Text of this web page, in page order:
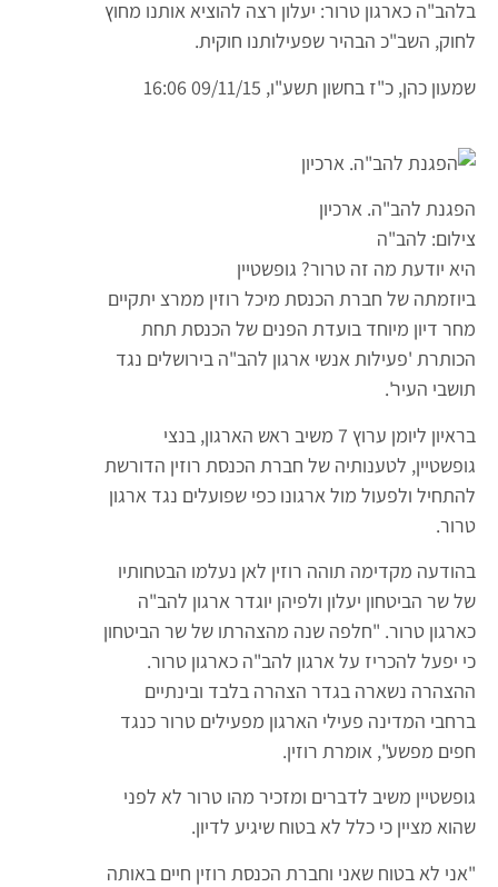
בלהב"ה כארגון טרור: יעלון רצה להוציא אותנו מחוץ
לחוק, השב"כ הבהיר שפעילותנו חוקית.
שמעון כהן, כ"ז בחשון תשע"ו, 09/11/15 16:06
הפגנת להב"ה. ארכיון
צילום: להב"ה
היא יודעת מה זה טרור? גופשטיין
ביוזמתה של חברת הכנסת מיכל רוזין ממרצ יתקיים
מחר דיון מיוחד בועדת הפנים של הכנסת תחת
הכותרת 'פעילות אנשי ארגון להב"ה בירושלים נגד
תושבי העיר'.
בראיון ליומן ערוץ 7 משיב ראש הארגון, בנצי
גופשטיין, לטענותיה של חברת הכנסת רוזין הדורשת
להתחיל ולפעול מול ארגונו כפי שפועלים נגד ארגון
טרור.
בהודעה מקדימה תוהה רוזין לאן נעלמו הבטחותיו
של שר הביטחון יעלון ולפיהן יוגדר ארגון להב"ה
כארגון טרור. "חלפה שנה מהצהרתו של שר הביטחון
כי יפעל להכריז על ארגון להב"ה כארגון טרור.
ההצהרה נשארה בגדר הצהרה בלבד ובינתיים
ברחבי המדינה פעילי הארגון מפעילים טרור כנגד
חפים מפשע", אומרת רוזין.
גופשטיין משיב לדברים ומזכיר מהו טרור לא לפני
שהוא מציין כי כלל לא בטוח שיגיע לדיון.
"אני לא בטוח שאני וחברת הכנסת רוזין חיים באותה